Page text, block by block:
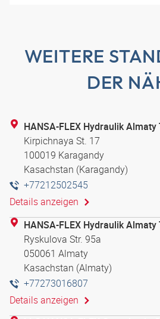
WEITERE
DER
HANSA-FLEX Hydraulik
Kirpichnaya St. 17
100019 Karagandy
Kasachstan (Karagandy)
+77212502545
Details anzeigen
HANSA-FLEX Hydraulik
Ryskulova Str. 95a
050061 Almaty
Kasachstan (Almaty)
+77273016807
Details anzeigen